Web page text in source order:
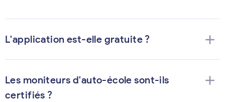
L'application est-elle gratuite ? add
Les moniteurs d'auto-école sont-ils
certifiés ?
add